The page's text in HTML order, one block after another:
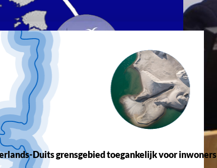
Duits grensgebied toegankelijk voor inwoners